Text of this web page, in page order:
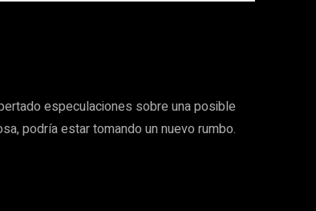
especulaciones sobre una posible
podría estar tomando un nuevo rumbo.